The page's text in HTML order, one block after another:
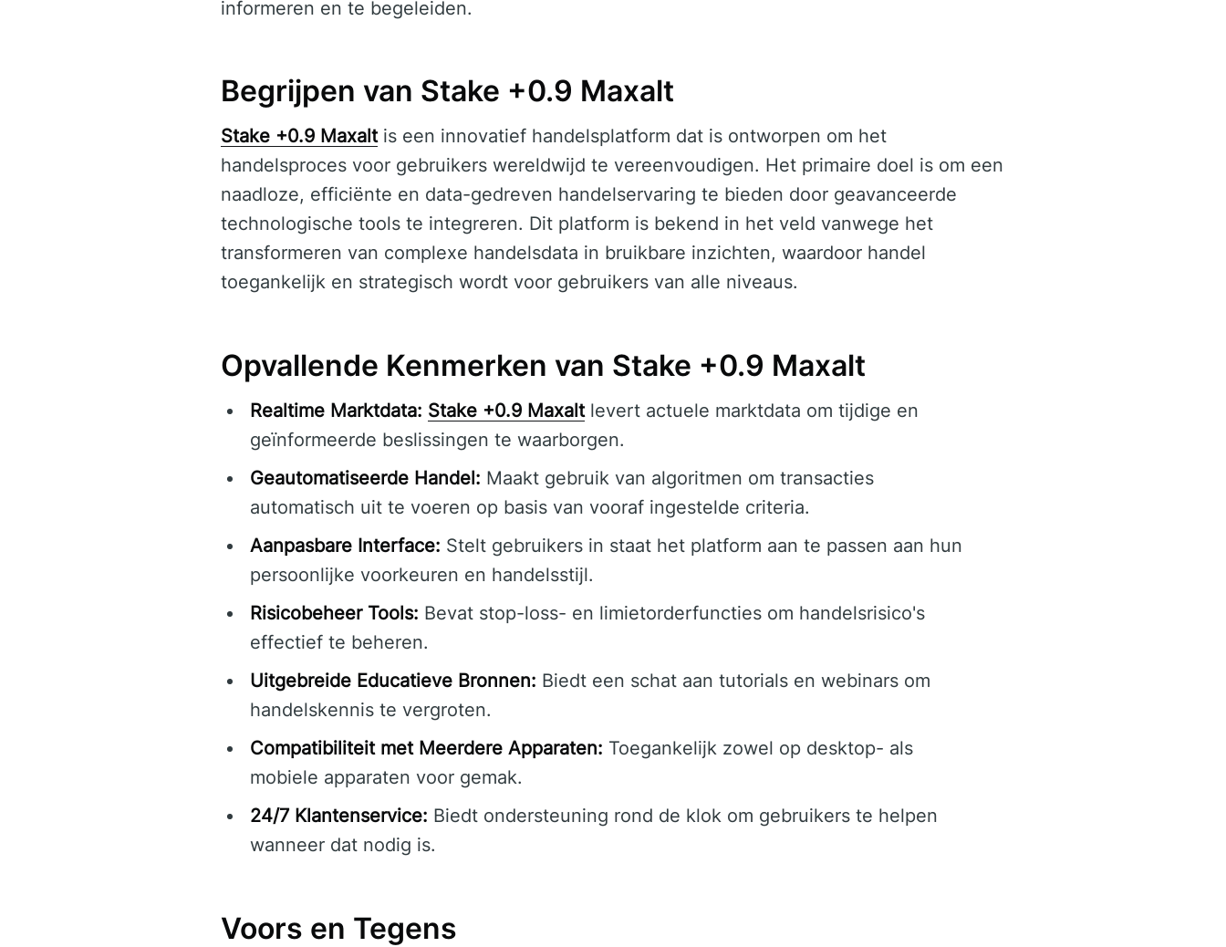
informeren en te begeleiden.
Begrijpen van Stake +0.9 Maxalt
Stake +0.9 Maxaltis een innovatief handelsplatform dat is ontworpen om het
handelsproces voor gebruikers wereldwijd te vereenvoudigen. Het primaire doel is om een
naadloze, efficiënte en data-gedreven handelservaring te bieden door geavanceerde
technologische tools te integreren. Dit platform is bekend in het veld vanwege het
transformeren van complexe handelsdata in bruikbare inzichten, waardoor handel
toegankelijk en strategisch wordt voor gebruikers van alle niveaus.
Opvallende Kenmerken van Stake +0.9 Maxalt
Realtime Marktdata: Stake +0.9 Maxaltlevert actuele marktdata om tijdige en
geïnformeerde beslissingen te waarborgen.
Geautomatiseerde Handel: Maakt gebruik van algoritmen om transacties
automatisch uit te voeren op basis van vooraf ingestelde criteria.
Aanpasbare Interface: Stelt gebruikers in staat het platform aan te passen aan hun
persoonlijke voorkeuren en handelsstijl.
Risicobeheer Tools: Bevat stop-loss- en limietorderfuncties om handelsrisico's
effectief te beheren.
Uitgebreide Educatieve Bronnen: Biedt een schat aan tutorials en webinars om
handelskennis te vergroten.
Compatibiliteit met Meerdere Apparaten: Toegankelijk zowel op desktop- als
mobiele apparaten voor gemak.
24/7 Klantenservice: Biedt ondersteuning rond de klok om gebruikers te helpen
wanneer dat nodig is.
Voors en Tegens